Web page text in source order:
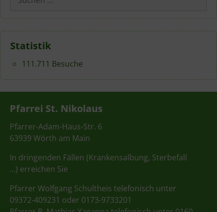
nach:
Statistik
111.711 Besuche
Pfarrei St. Nikolaus
Pfarrer-Adam-Haus-Str. 6
63939 Wörth am Main
In dringenden Fällen (Krankensalbung, Sterbefall
…) erreichen Sie
Pfarrer Wolfgang Schultheis telefonisch unter
09372-409231 oder 0173-9733201